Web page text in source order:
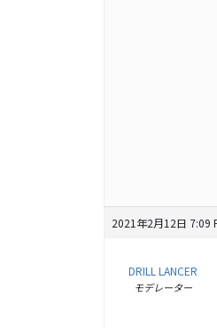
2021年2月12日 7:09
DRILL LANCER
モデレーター